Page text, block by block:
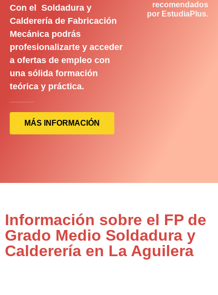
Con el Soldadura y
Calderería de Fabricación
Mecánica podrás
profesionalizarte y acceder
a ofertas de empleo con
una sólida formación
teórica y práctica.
MÁS INFORMACIÓN
recomendados
por EstudiaPlus.
Información sobre el FP de
Grado Medio Soldadura y
Calderería en La Aguilera